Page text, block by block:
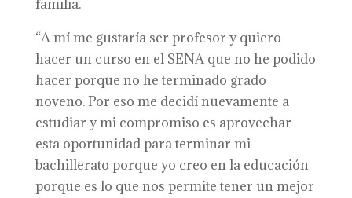
familia.
“A mí me gustaría ser profesor y quiero
hacer un curso en el SENA que no he podido
hacer porque no he terminado grado
noveno. Por eso me decidí nuevamente a
estudiar y mi compromiso es aprovechar
esta oportunidad para terminar mi
bachillerato porque yo creo en la educación
porque es lo que nos permite tener un mejor